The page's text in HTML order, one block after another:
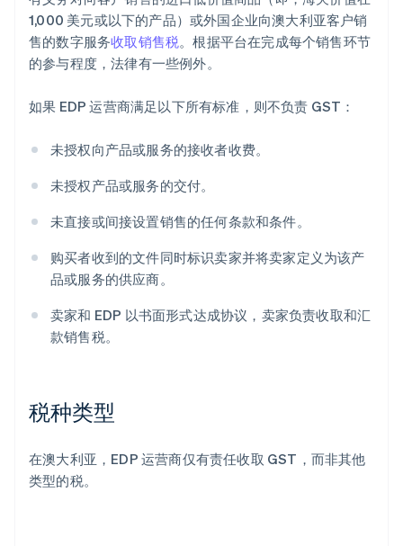
1,000 美元或以下的产品）或外国企业向澳大利亚客户销
售的数字服务收取销售税。根据平台在完成每个销售环节
的参与程度，法律有一些例外。
如果 EDP 运营商满足以下所有标准，则不负责 GST：
未授权向产品或服务的接收者收费。
未授权产品或服务的交付。
未直接或间接设置销售的任何条款和条件。
购买者收到的文件同时标识卖家并将卖家定义为该产
品或服务的供应商。
卖家和 EDP 以书面形式达成协议，卖家负责收取和汇
款销售税。
税种类型
在澳大利亚，EDP 运营商仅有责任收取 GST，而非其他
类型的税。